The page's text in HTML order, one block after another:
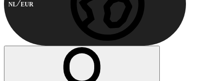
NL EUR